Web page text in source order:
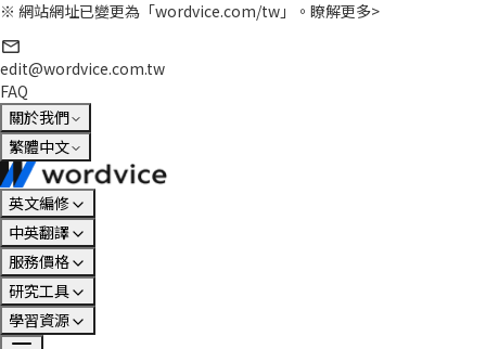
※ 網站網址已變更為「wordvice.com/tw」。 瞭解更多>
edit@wordvice.com.tw
FAQ
關於我們
繁體中文
英文編修
中英翻譯
服務價格
研究工具
學習資源